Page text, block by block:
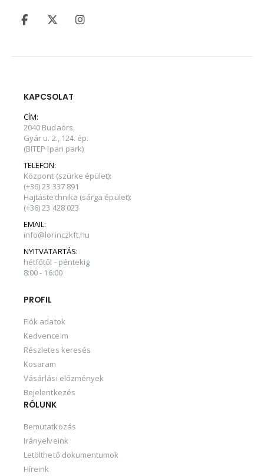
KAPCSOLAT
CÍM:
2040 Budaörs,
Gyár u. 2., 124. ép.
(BITEP Ipari park)
TELEFON:
Központ (szürke épület):
(+36) 23 337 891
Hajtástechnika (sárga épület):
(+36) 23 428 023
EMAIL:
info@lorinczkft.hu
NYITVATARTÁS:
hétfőtől - péntekig
8:00 - 16:00
PROFIL
Fiók adatok
Kedvenceim
Részletes keresés
Kosaram
Vásárlási előzmények
Bejelentkezés
RÓLUNK
Bemutatkozás
Irányelveink
Letölthető dokumentumok
Híreink